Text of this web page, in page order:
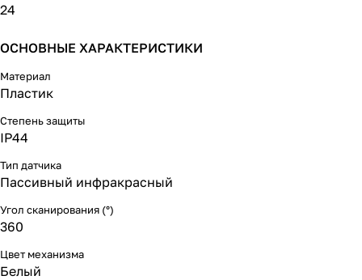
24
ОСНОВНЫЕ ХАРАКТЕРИСТИКИ
Материал
Пластик
Степень защиты
IP44
Тип датчика
Пассивный инфракрасный
Угол сканирования (°)
360
Цвет механизма
Белый